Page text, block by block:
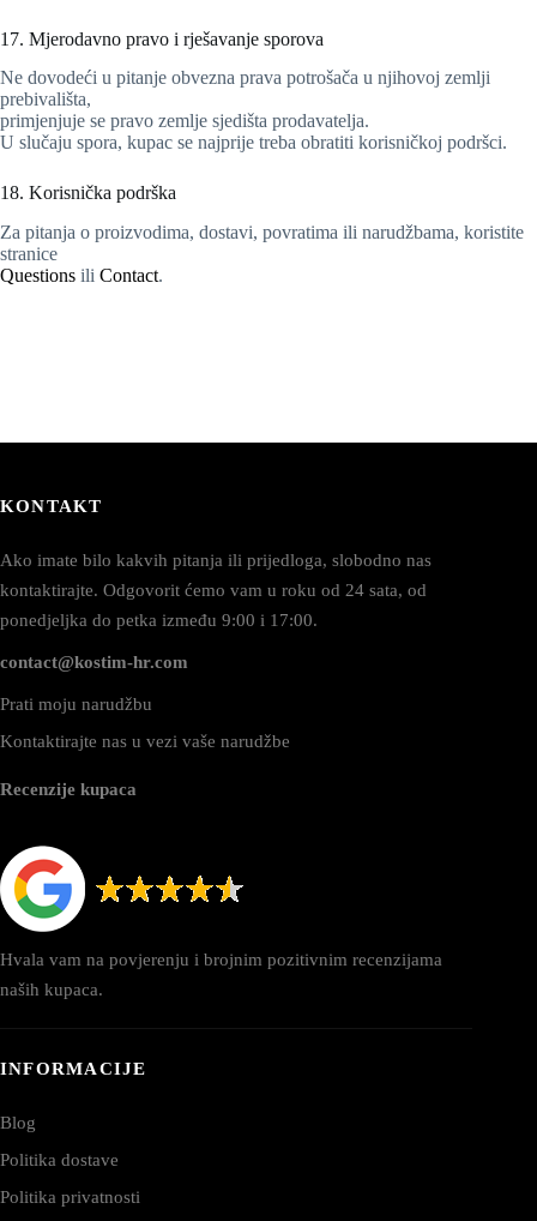
17. Mjerodavno pravo i rješavanje sporova
Ne dovodeći u pitanje obvezna prava potrošača u njihovoj zemlji
prebivališta,
primjenjuje se pravo zemlje sjedišta prodavatelja.
U slučaju spora, kupac se najprije treba obratiti korisničkoj podršci.
18. Korisnička podrška
Za pitanja o proizvodima, dostavi, povratima ili narudžbama, koristite
stranice
Questions ili Contact.
KONTAKT
Ako imate bilo kakvih pitanja ili prijedloga, slobodno nas
kontaktirajte. Odgovorit ćemo vam u roku od 24 sata, od
ponedjeljka do petka između 9:00 i 17:00.
contact@kostim-hr.com
Prati moju narudžbu
Kontaktirajte nas u vezi vaše narudžbe
Recenzije kupaca
Hvala vam na povjerenju i brojnim pozitivnim recenzijama
naših kupaca.
INFORMACIJE
Blog
Politika dostave
Politika privatnosti